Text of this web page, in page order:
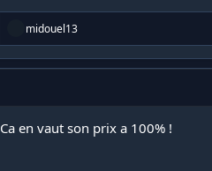
R
a
c
n
midouel13
Ca en vaut son prix a 100% !